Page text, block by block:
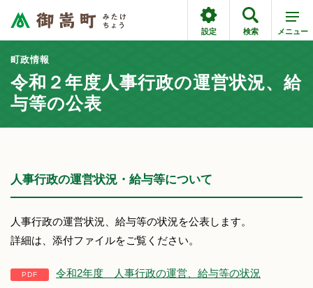
設定 検索 メニュー
町政情報
令和２年度人事行政の運営状況、給
与等の公表
人事行政の運営状況・給与等について
人事行政の運営状況、給与等の状況を公表します。
詳細は、添付ファイルをご覧ください。
令和2年度 人事行政の運営、給与等の状況